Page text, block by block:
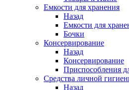
Емкости для хранения
Назад
Емкости для
Бочки
Консервирование
Назад
Консервирование
Приспособления
Средства личной
Назад